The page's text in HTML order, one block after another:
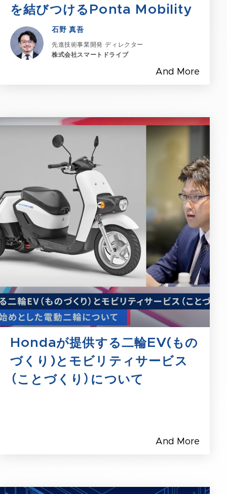
を結びつけるPonta Mobility
石野 真吾
先進技術事業開発 ディレクター
株式会社スマートドライブ
And More
Hondaが提供する二輪EV(もの
づくり)とモビリティサービス
（ことづくり）について
And More